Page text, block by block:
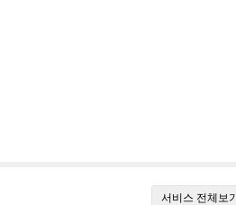
서비스 전체보기